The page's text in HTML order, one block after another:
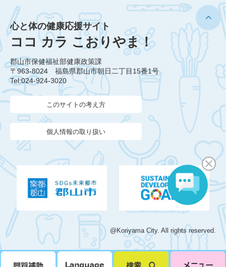
心と体の健康応援サイト
ココ カラ こおりやま！
郡山市保健福祉部健康政策課
〒963-8024 福島県郡山市朝日二丁目15番1号
Tel:024-924-3020
このサイトの考え方
個人情報の取り扱い
@Koriyama City. All rights reserved.